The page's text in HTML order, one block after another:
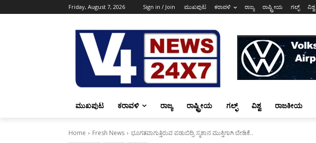
Friday, August 7, 2026 Sign in / Join ಮುಖಪುಟ ಕರಾವಳಿ ರಾಜ್ಯ ರಾಷ್ಟ್ರೀಯ ಗಲ್ಫ್ ವಿಶ್ವ
ಮುಖಪುಟ ಕರಾವಳಿ ರಾಜ್ಯ ರಾಷ್ಟ್ರೀಯ ಗಲ್ಫ್ ವಿಶ್ವ ರಾಜಕೀಯ
Home Fresh News ಭೂಗತವಾಗುತ್ತಿರುವ ಪಡುಬಿದ್ರಿ ಸ್ಮಶಾನ ಮುಕ್ತಿಗಾಗಿ ಬೇಡಿಕೆ..